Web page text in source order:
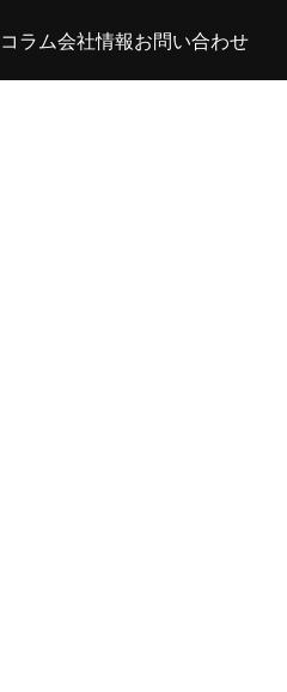
コラム会社情報お問い合わせ